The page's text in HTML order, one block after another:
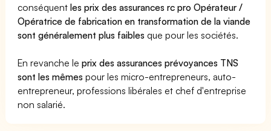
conséquentles prix des assurances rc pro Opérateur /
Opératrice de fabrication en transformation de la viande
sont généralement plus faibles que pour les sociétés.
En revanche leprix des assurances prévoyances TNS
sont les mêmes pour les micro-entrepreneurs, auto-
entrepreneur, professions libérales et chef d'entreprise
non salarié.